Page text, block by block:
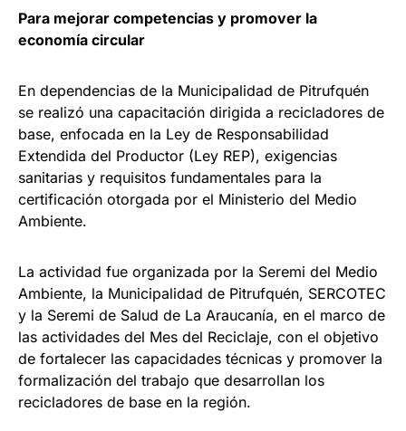
Para mejorar competencias y promover la
economía circular
En dependencias de la Municipalidad de Pitrufquén
se realizó una capacitación dirigida a recicladores de
base, enfocada en la Ley de Responsabilidad
Extendida del Productor (Ley REP), exigencias
sanitarias y requisitos fundamentales para la
certificación otorgada por el Ministerio del Medio
Ambiente.
La actividad fue organizada por la Seremi del Medio
Ambiente, la Municipalidad de Pitrufquén, SERCOTEC
y la Seremi de Salud de La Araucanía, en el marco de
las actividades del Mes del Reciclaje, con el objetivo
de fortalecer las capacidades técnicas y promover la
formalización del trabajo que desarrollan los
recicladores de base en la región.